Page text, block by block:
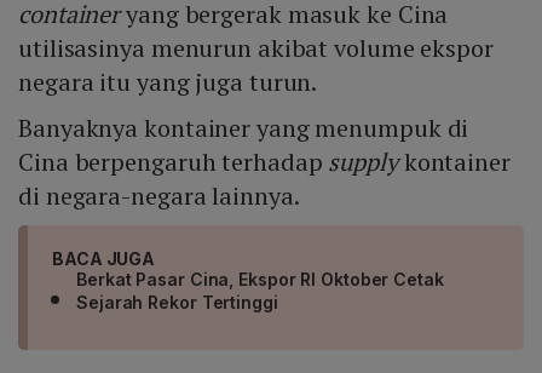
containeryang bergerak masuk ke Cina
utilisasinya menurun akibat volume ekspor
negara itu yang juga turun.
Banyaknya kontainer yang menumpuk di
Cina berpengaruh terhadap supplykontainer
di negara-negara lainnya.
BACA JUGA
Berkat Pasar Cina, Ekspor RI Oktober Cetak
Sejarah Rekor Tertinggi